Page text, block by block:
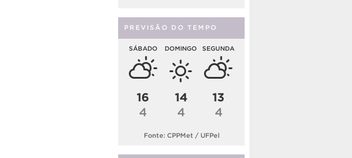
PREVISÃO DO TEMPO
SÁBADO
16
4
DOMINGO
14
4
SEGUNDA
13
4
Fonte: CPPMet / UFPel